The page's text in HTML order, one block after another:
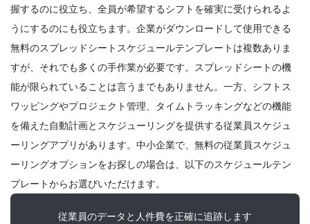
Scheduling
従業員に最適な作業スケジュールを作成す
るためのヒントマネージャー
Michelle Jaco Oct 12, 2020
レストランのスケジューリングプラクティ
Michelle Jaco Oct 12, 2020
Scheduling
レストランの後援
Michelle Jaco Oct 12, 2020
Management
レストランコミュニケーションのチームと
しての
Michelle Jaco Oct 12, 2020
Management
レストランでのスケジューリングアプリを
使用する必要がある理由顧客ロイヤルティ
に寄与する
Michelle Jaco Oct 12, 2020
握するのに役立ち、全員が希望するシフトを確実に受けられるよ
うにするのにも役立ちます。 企業がダウンロードして使用できる
無料のスプレッドシートスケジュールテンプレートは複数ありま
すが、それでも多くの手作業が必要です。スプレッドシートの機
能が限られていることは言うまでもありません。一方、 シフトス
ワッピングやプロジェクト管理、タイムトラッキングなどの機能
を備えた自動計画とスケジューリングを提供する従業員スケジュ
ーリングアプリがあります。中小企業で、無料の従業員スケジュ
ーリングオプションをお探しの場合は、以下のスケジュールテン
プレートからお選びいただけます。
従業員のデータと人件費を正確に追跡します